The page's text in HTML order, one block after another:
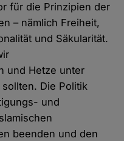
für die Prinzipien der
– nämlich Freiheit,
und Säkularität.
und Hetze unter
Die Politik
und
beenden und den